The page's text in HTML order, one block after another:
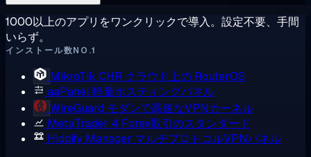
1000以上のアプリをワンクリックで導入。設定不要、手間
いらず。
インストール数NO.1
MikroTik CHR クラウド上の RouterOS
aaPanel軽量ホスティングパネル
WireGuard モダンで高速なVPNカーネル
MetaTrader 4 Forex取引のスタンダード
Hiddify Manager マルチプロトコルVPNパネル